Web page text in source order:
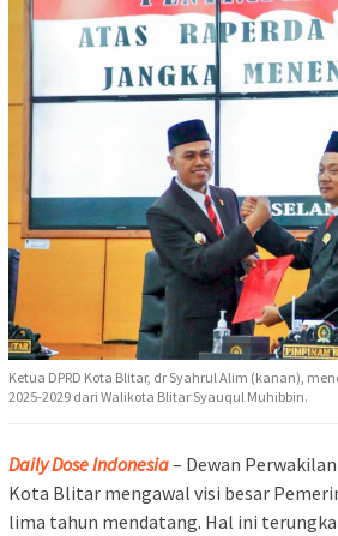
Ketua DPRD Kota Blitar, dr Syahrul Alim (kanan),
2025-2029 dari Walikota Blitar Syauqul Muhibbin.
Daily Dose Indonesia– Dewan
Kota Blitar mengawal visi besar
lima tahun mendatang. Hal ini